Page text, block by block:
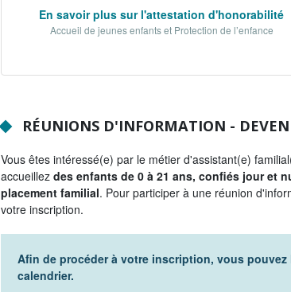
En savoir plus sur l'attestation d'honorabilité
Accueil de jeunes enfants et Protection de l’enfance
RÉUNIONS D'INFORMATION -
Vous êtes intéressé(e) par le métier d'assistant(e)
accueillez des enfants de 0 à 21 ans, confiés jour et
placement familial. Pour participer à une réunion
votre inscription.
Afin de procéder à votre inscription, vous
calendrier.